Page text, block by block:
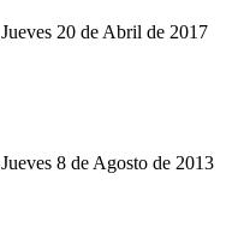
Jueves 20 de Abril de 2017
Jueves 8 de Agosto de 2013